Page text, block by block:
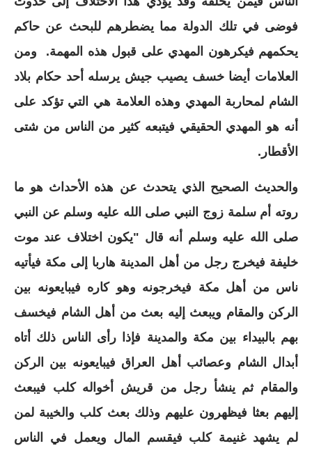
فوضى في تلك الدولة مما يضطرهم للبحث عن حاكم
يحكمهم فيكرهون المهدي على قبول هذه المهمة. ومن
العلامات أيضا خسف يصيب جيش يرسله أحد حكام بلاد
الشام لمحاربة المهدي وهذه العلامة هي التي تؤكد على
أنه هو المهدي الحقيقي فيتبعه كثير من الناس من شتى
الأقطار.
والحديث الصحيح الذي يتحدث عن هذه الأحداث هو ما
روته أم سلمة زوج النبي صلى الله عليه وسلم عن النبي
صلى الله عليه وسلم أنه قال "يكون اختلاف عند موت
خليفة فيخرج رجل من أهل المدينة هاربا إلى مكة فيأتيه
ناس من أهل مكة فيخرجونه وهو كاره فيبايعونه بين
الركن والمقام ويبعث إليه بعث من أهل الشام فيخسف
بهم بالبيداء بين مكة والمدينة فإذا رأى الناس ذلك أتاه
أبدال الشام وعصائب أهل العراق فيبايعونه بين الركن
والمقام ثم ينشأ رجل من قريش أخواله كلب فيبعث
إليهم بعثا فيظهرون عليهم وذلك بعث كلب والخيبة لمن
لم يشهد غنيمة كلب فيقسم المال ويعمل في الناس